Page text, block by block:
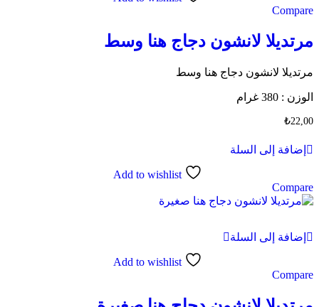
Compare
مرتديلا لانشون دجاج هنا وسط
مرتديلا لانشون دجاج هنا وسط
الوزن : 380 غرام
₺22,00
إضافة إلى السلة
Add to wishlist
Compare
إضافة إلى السلة
Add to wishlist
Compare